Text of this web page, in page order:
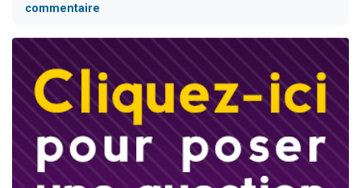
commentaire